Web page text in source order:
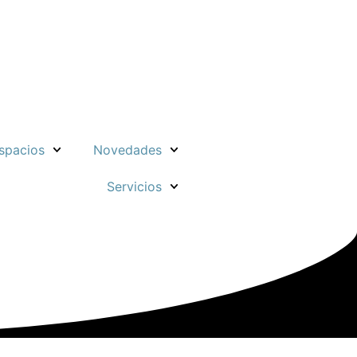
Novedades
Servicios